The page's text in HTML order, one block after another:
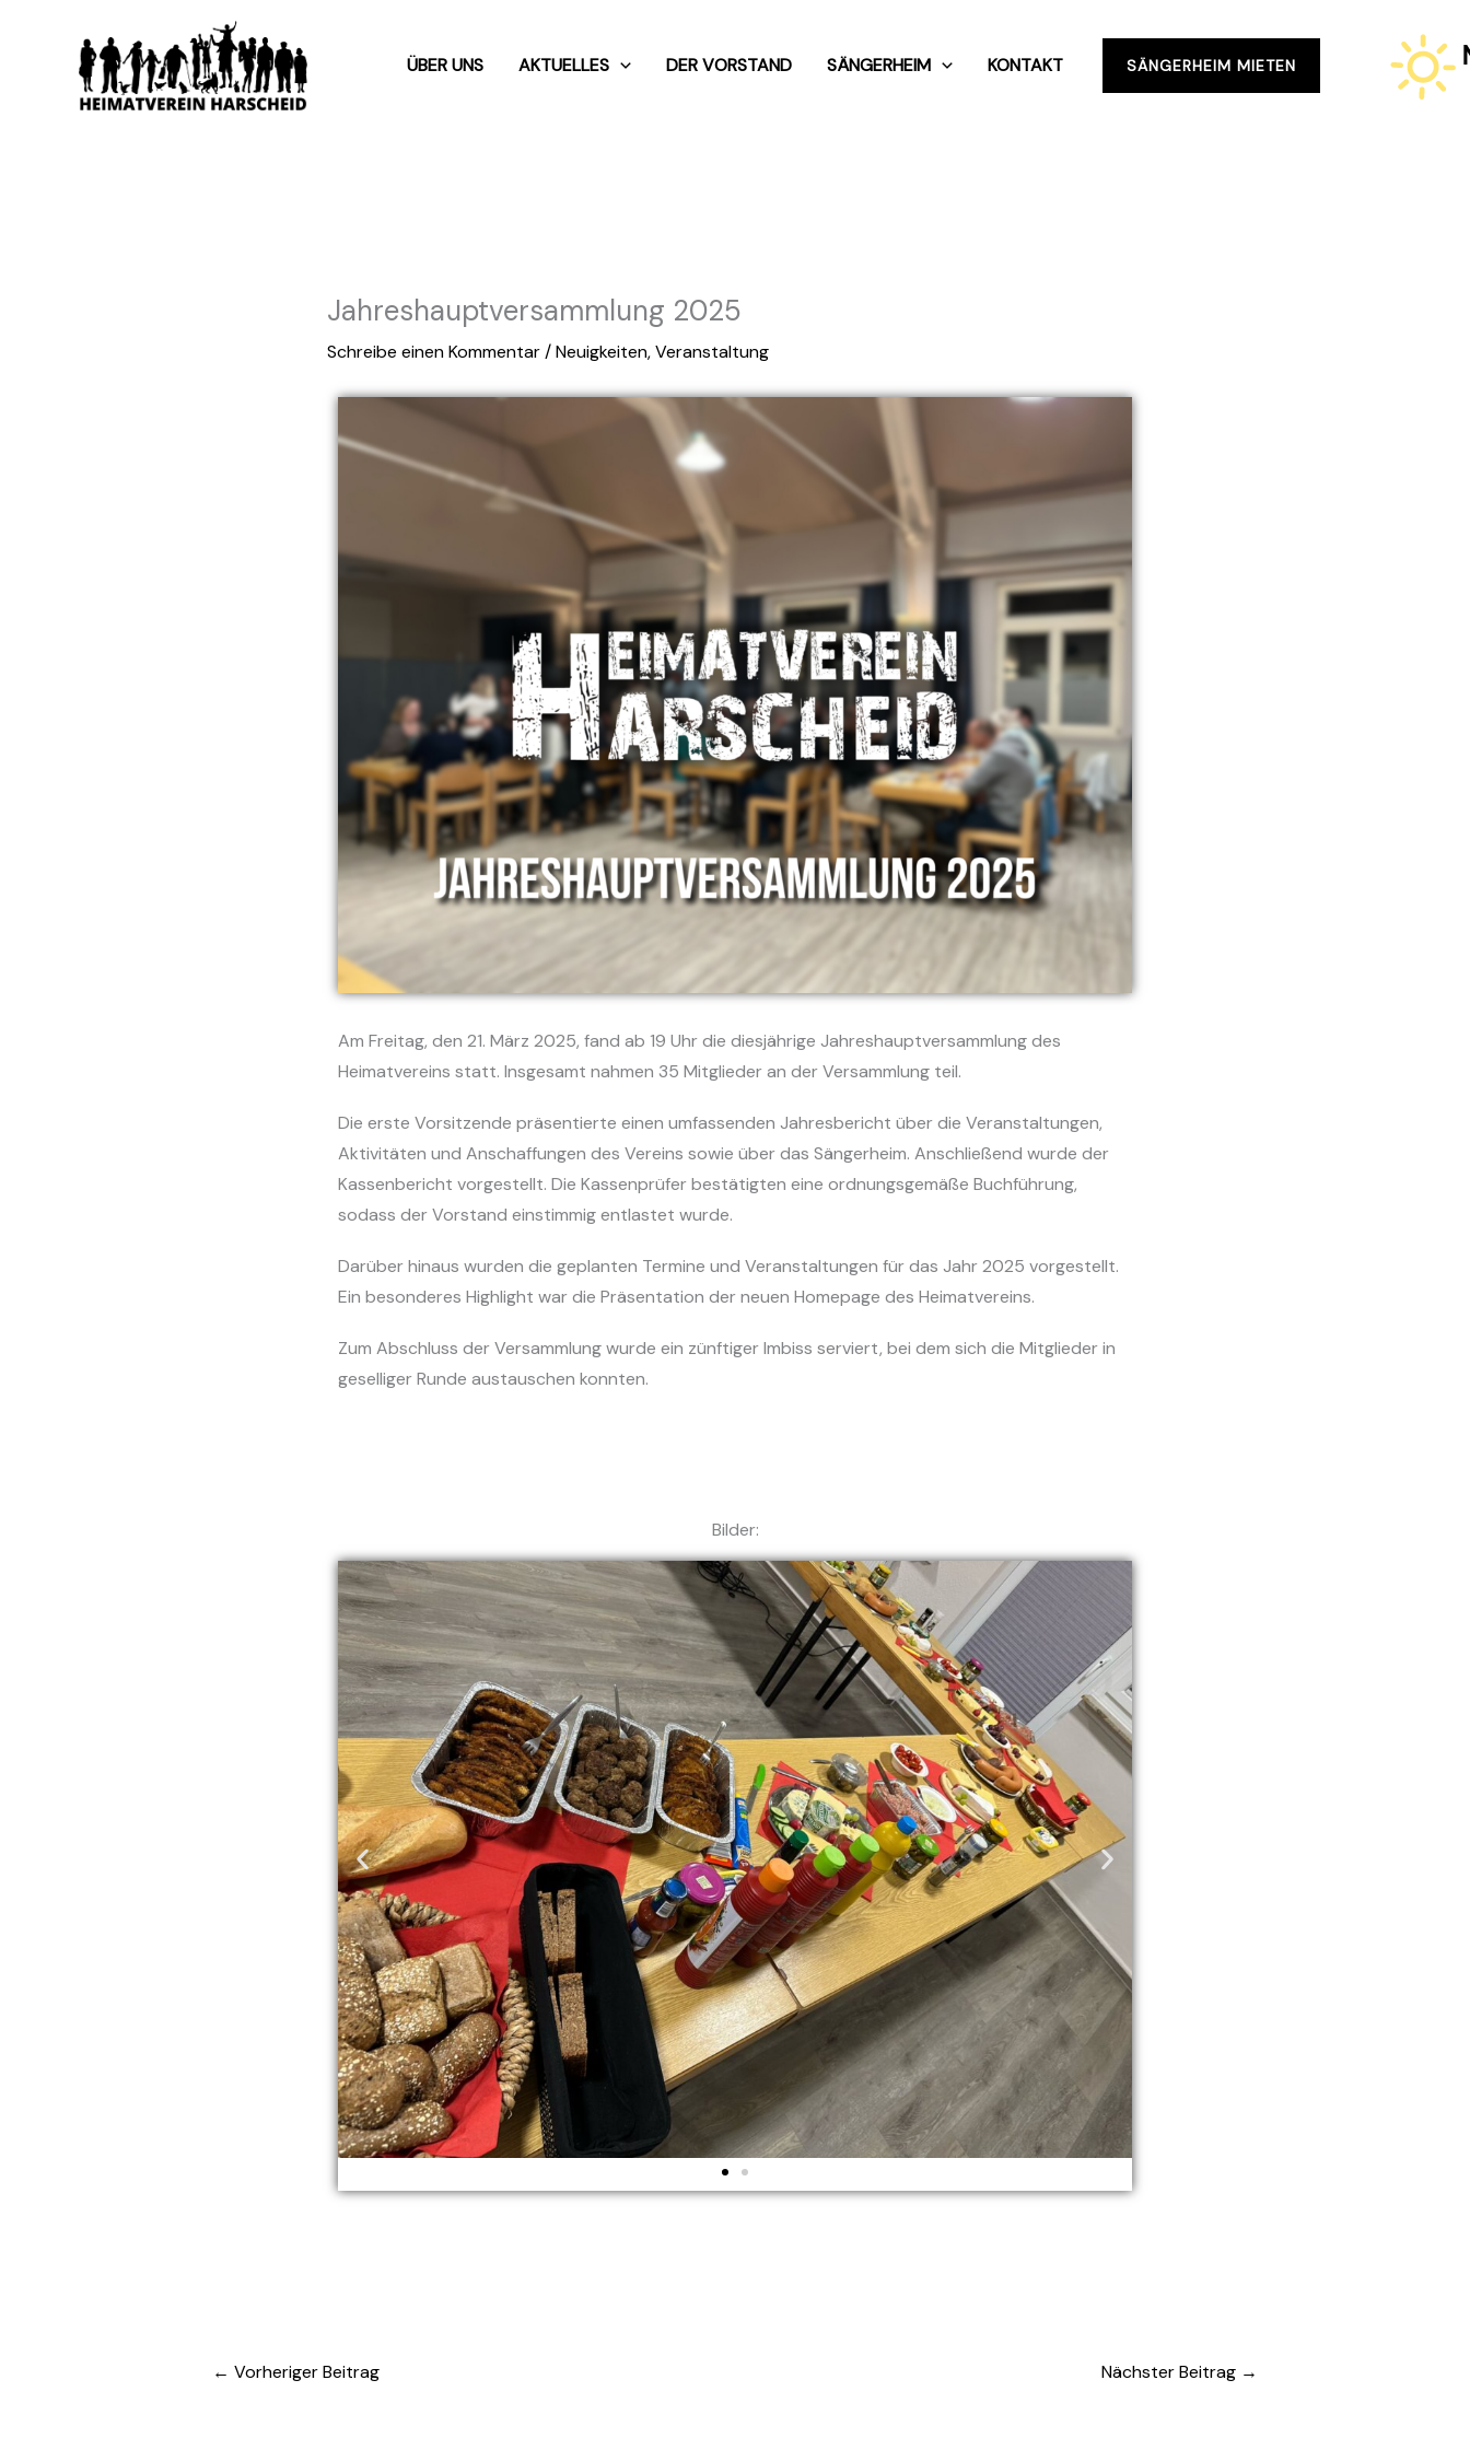
ÜBER UNS AKTUELLES DER VORSTAND SÄNGERHEIM KONTAKT SÄNGERHEIM MIETEN
Jahreshauptversammlung 2025
Schreibe einen Kommentar /Neuigkeiten,Veranstaltung
Am Freitag, den 21. März 2025, fand ab 19 Uhr die diesjährige Jahreshauptversammlung des
Heimatvereins statt. Insgesamt nahmen 35 Mitglieder an der Versammlung teil.
Die erste Vorsitzende präsentierte einen umfassenden Jahresbericht über die Veranstaltungen,
Aktivitäten und Anschaffungen des Vereins sowie über das Sängerheim. Anschließend wurde der
Kassenbericht vorgestellt. Die Kassenprüfer bestätigten eine ordnungsgemäße Buchführung,
sodass der Vorstand einstimmig entlastet wurde.
Darüber hinaus wurden die geplanten Termine und Veranstaltungen für das Jahr 2025 vorgestellt.
Ein besonderes Highlight war die Präsentation der neuen Homepage des Heimatvereins.
Zum Abschluss der Versammlung wurde ein zünftiger Imbiss serviert, bei dem sich die Mitglieder in
geselliger Runde austauschen konnten.
Bilder:
← Vorheriger Beitrag Nächster Beitrag →